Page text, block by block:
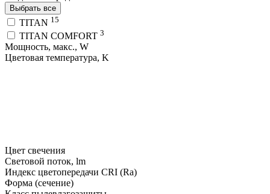
Выбрать все
TITAN 15
TITAN COMFORT 3
Мощность, макс., W
Цветовая температура, K
Цвет свечения
Световой поток, lm
Индекс цветопередачи CRI (Ra)
Форма (сечение)